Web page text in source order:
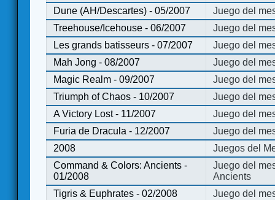
Dune (AH/Descartes) - 05/2007
Juego del
Treehouse/Icehouse - 06/2007
Juego del
Les grands batisseurs - 07/2007
Juego del
Mah Jong - 08/2007
Juego del
Magic Realm - 09/2007
Juego del
Triumph of Chaos - 10/2007
Juego del
A Victory Lost - 11/2007
Juego del
Furia de Dracula - 12/2007
Juego del
2008
Juegos del
Command & Colors: Ancients -
01/2008
Juego del
Ancients
Tigris & Euphrates - 02/2008
Juego del